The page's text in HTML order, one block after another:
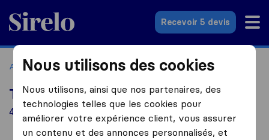
Sirelo.fr
Recevoir 5 devis
Accueil Déménageurs France Déménageurs Nogentel
Top 10 déménageurs à Nogentel
4 déménageurs trouvés à Nogentel
Nous utilisons des cookies
Nous utilisons, ainsi que nos partenaires, des
technologies telles que les cookies pour
améliorer votre expérience client, vous assurer
un contenu et des annonces personnalisés, et